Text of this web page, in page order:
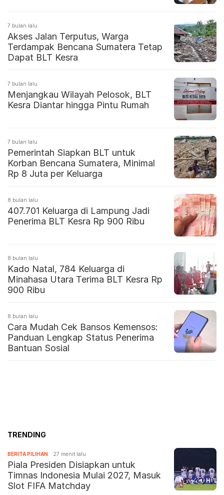
7 bulan lalu
Akses Jalan Terputus, Warga
Terdampak Bencana Sumatera Tetap
Dapat BLT Kesra
7 bulan lalu
Menjangkau Wilayah Pelosok, BLT
Kesra Diantar hingga Pintu Rumah
7 bulan lalu
Pemerintah Siapkan BLT untuk
Korban Bencana Sumatera, Minimal
Rp 8 Juta per Keluarga
8 bulan lalu
407.701 Keluarga di Lampung Jadi
Penerima BLT Kesra Rp 900 Ribu
8 bulan lalu
Kado Natal, 784 Keluarga di
Minahasa Utara Terima BLT Kesra Rp
900 Ribu
8 bulan lalu
Cara Mudah Cek Bansos Kemensos:
Panduan Lengkap Status Penerima
Bantuan Sosial
TRENDING
BERITA PILIHAN 27 menit lalu
Piala Presiden Disiapkan untuk
Timnas Indonesia Mulai 2027, Masuk
Slot FIFA Matchday